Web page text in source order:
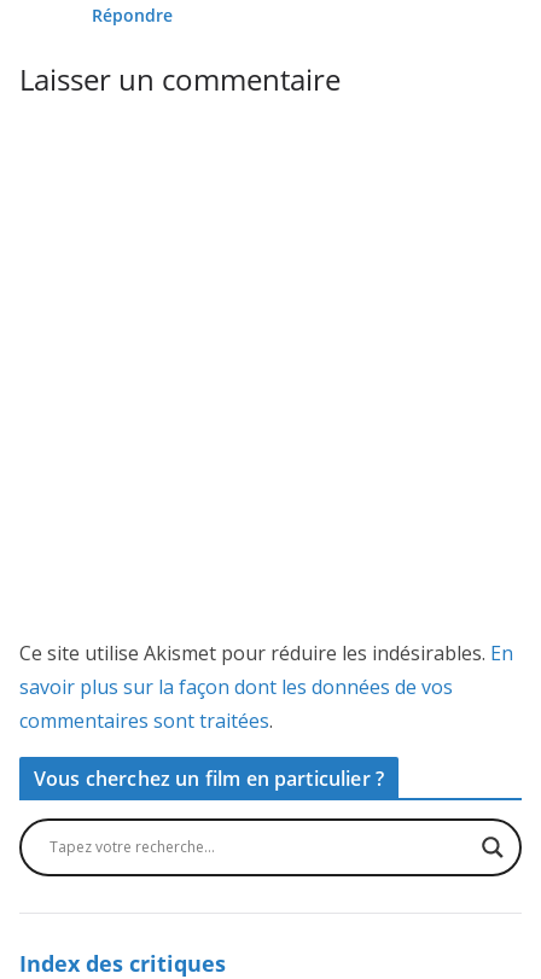
Répondre
Laisser un commentaire
Ce site utilise Akismet pour réduire les indésirables. En
savoir plus sur la façon dont les données de vos
commentaires sont traitées.
Vous cherchez un film en particulier ?
Index des critiques